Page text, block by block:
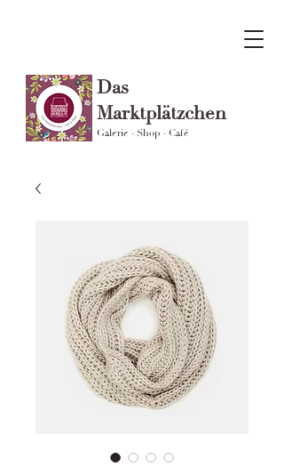
Das
Marktplätzchen
Galerie · Shop · Café